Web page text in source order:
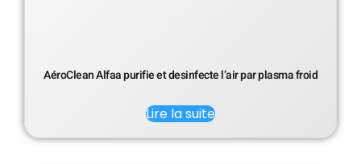
AéroClean Alfaa purifie et desinfecte l’air par plasma froid
Lire la suite